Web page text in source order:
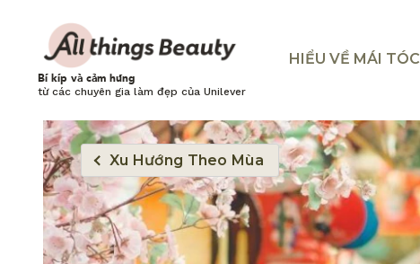
Bí kíp và cảm hứng
từ các chuyên gia làm đẹp của Unilever
HIỂU VỀ MÁI TÓC
Xu Hướng Theo Mùa